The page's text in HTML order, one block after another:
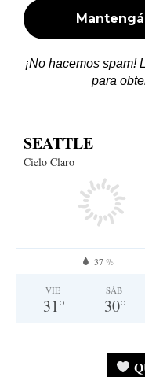
¡No hacemos spam!
para
SEATTLE
Cielo Claro
37 %
VIE
31°
SÁB
30°